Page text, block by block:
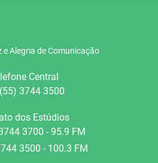
e Alegria de Comunicação
Central
(55) 3744 3500
dos Estúdios
3700 - 95.9 FM
3500 - 100.3 FM